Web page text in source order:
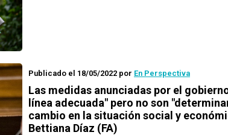
Publicado el 18/05/2022 por En Perspectiva
Las medidas anunciadas por el
línea adecuada" pero no son
cambio en la situación social y
Bettiana Díaz (FA)